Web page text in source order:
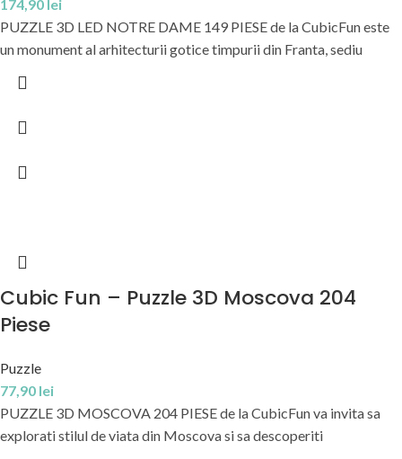
174,90 lei
PUZZLE 3D LED NOTRE DAME 149 PIESE de la CubicFun este
un monument al arhitecturii gotice timpurii din Franta, sediu
Cubic Fun – Puzzle 3D Moscova 204
Piese
Puzzle
77,90 lei
PUZZLE 3D MOSCOVA 204 PIESE de la CubicFun va invita sa
explorati stilul de viata din Moscova si sa descoperiti